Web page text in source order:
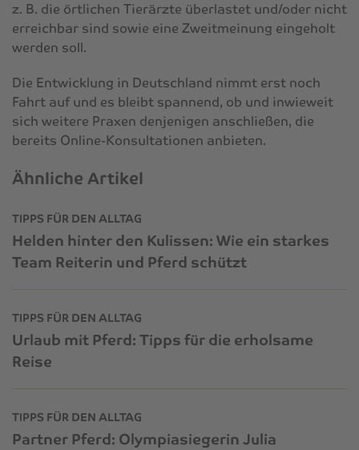
Ähnliche Artikel
TIPPS FÜR DEN ALLTAG
Helden hinter den Kulissen: Wie ein starkes
Team Reiterin und Pferd schützt
TIPPS FÜR DEN ALLTAG
Urlaub mit Pferd: Tipps für die erholsame
Reise
TIPPS FÜR DEN ALLTAG
Partner Pferd: Olympiasiegerin Julia
z. B. die örtlichen Tierärzte überlastet und/oder nicht
erreichbar sind sowie eine Zweitmeinung eingeholt
werden soll.
Die Entwicklung in Deutschland nimmt erst noch
Fahrt auf und es bleibt spannend, ob und inwieweit
sich weitere Praxen denjenigen anschließen, die
bereits Online-Konsultationen anbieten.